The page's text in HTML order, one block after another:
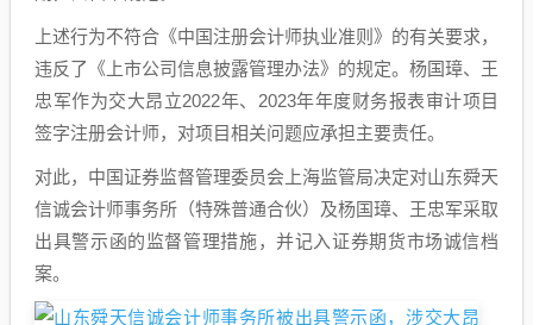
上述行为不符合《中国注册会计师执业准则》的有关要求，
违反了《上市公司信息披露管理办法》的规定。杨国璋、王
忠军作为交大昂立2022年、2023年年度财务报表审计项目
签字注册会计师，对项目相关问题应承担主要责任。
对此，中国证券监督管理委员会上海监管局决定对山东舜天
信诚会计师事务所（特殊普通合伙）及杨国璋、王忠军采取
出具警示函的监督管理措施，并记入证券期货市场诚信档
案。